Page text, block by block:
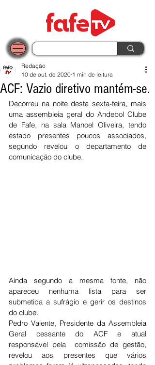
ACF: Vazio diretivo mantém-se.
Redação
10 de out. de 2020 1 min de leitura
Decorreu na noite desta sexta-feira, mais
uma assembleia geral do Andebol Clube
de Fafe, na sala Manoel Oliveira, tendo
estado presentes poucos associados,
segundo revelou o departamento de
comunicação do clube.
Ainda segundo a mesma fonte, não
apareceu nenhuma lista para ser
submetida a sufrágio e gerir os destinos
do clube.
Pedro Valente, Presidente da Assembleia
Geral cessante do ACF e atual
responsável pela  comissão de gestão,
revelou aos presentes que vários